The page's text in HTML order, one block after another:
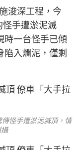
浚深工程，今
手遭淤泥滅
時一台怪手已傾
陷入爛泥，僅剩
怪手遭淤泥滅頂，情